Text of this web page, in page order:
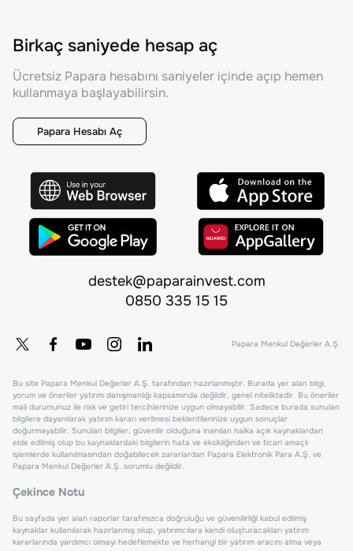
Birkaç saniyede hesap aç
Ücretsiz Papara hesabını saniyeler içinde açıp hemen
kullanmaya başlayabilirsin.
Papara Hesabı Aç
destek@paparainvest.com
0850 335 15 15
Papara Menkul Değerler A.Ş.
Bu site Papara Menkul Değerler A.Ş. tarafından hazırlanmıştır. Burada yer alan bilgi,
yorum ve öneriler yatırım danışmanlığı kapsamında değildir, genel niteliktedir. Bu öneriler
mali durumunuz ile risk ve getiri tercihlerinize uygun olmayabilir. Sadece burada sunulan
bilgilere dayanılarak yatırım kararı verilmesi beklentilerinize uygun sonuçlar
doğurmayabilir. Sunulan bilgiler, güvenilir olduğuna inanılan halka açık kaynaklardan
elde edilmiş olup bu kaynaklardaki bilgilerin hata ve eksikliğinden ve ticari amaçlı
işlemlerde kullanılmasından doğabilecek zararlardan Papara Elektronik Para A.Ş. ve
Papara Menkul Değerler A.Ş. sorumlu değildir.
Çekince Notu
Bu sayfada yer alan raporlar tarafımızca doğruluğu ve güvenilirliği kabul edilmiş
kaynaklar kullanılarak hazırlanmış olup, yatırımcılara kendi oluşturacakları yatırım
kararlarında yardımcı olmayı hedeflemekte ve herhangi bir yatırım aracını alma veya